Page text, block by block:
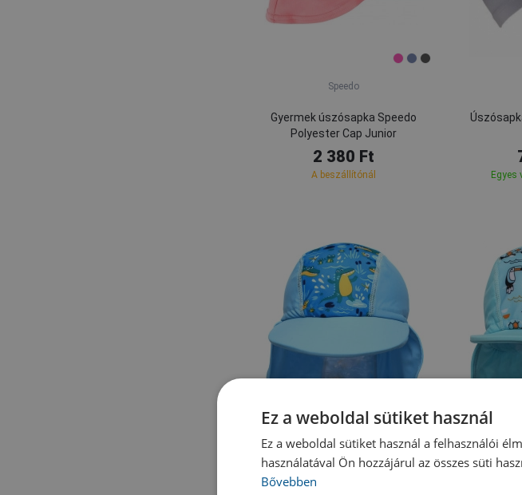
Speedo
Gyermek úszósapka Speedo
Polyester Cap Junior
2 380 Ft
A beszállítónál Egyes
1-3 3-6
Ez a weboldal sütiket használ
Ez a weboldal sütiket használ a felhasználói
használatával Ön hozzájárul az összes süti
Bővebben